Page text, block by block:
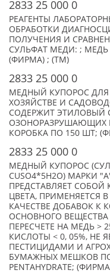
2833 25 000 0
РЕАГЕНТЫ
ОБРАБОТКИ
ПОЛУЧЕНИЯ И
СУЛЬФАТ МЕДИ: ; МЕДЬ
(ФИРМА) ; (TM)
2833 25 000 0
МЕДНЫЙ КУПОРОС
ХОЗЯЙСТВЕ И
СОДЕРЖИТ ЭТИЛОВЫЙ
ОЗОНОРАЗРУШАЮЩИХ
КОРОБКА ПО 150 ШТ;
2833 25 000 0
МЕДНЫЙ КУПОРОС
CUSO4*5H2O) МАРКИ
ПРЕДСТАВЛЯЕТ
ЦВЕТА, ПРИМЕНЯЕТСЯ
КАЧЕСТВЕ ДОБАВОК К
ОСНОВНОГО ВЕЩЕСТВА
ПЕРЕСЧЕТЕ НА МЕДЬ >
КИСЛОТЫ < 0, 05%, НЕ
ПЕСТИЦИДАМИ И
БУМАЖНЫХ МЕШКОВ ПО
PENTAHYDRATE;